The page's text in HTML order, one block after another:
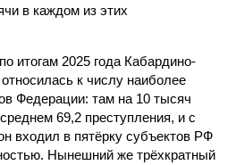
в каждом из этих
итогам 2025 года Кабардино-
к числу наиболее
Федерации: там на 10 тысяч
69,2 преступления, и с
входил в пятёрку субъектов РФ
Нынешний же трёхкратный